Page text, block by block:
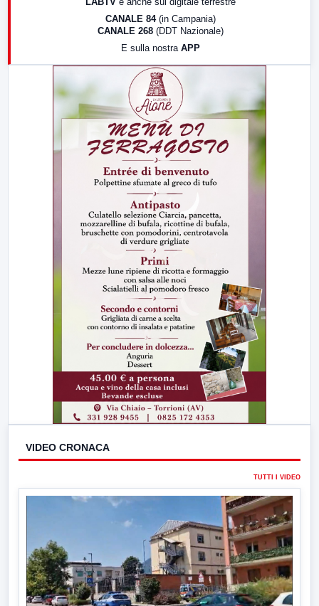
CANALE 84 (in Campania)
CANALE 268 (DDT Nazionale)
E sulla nostra APP
VIDEO CRONACA
TUTTI I VIDEO